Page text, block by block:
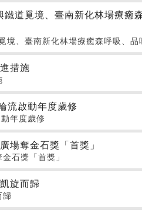
鐵道覓境、臺南新化林場療癒
境、臺南新化林場療癒森呼吸、品
措施
流啟動年度歲修
年度歲修
場奪金石獎「首獎」
石獎「首獎」
旋而歸
歸